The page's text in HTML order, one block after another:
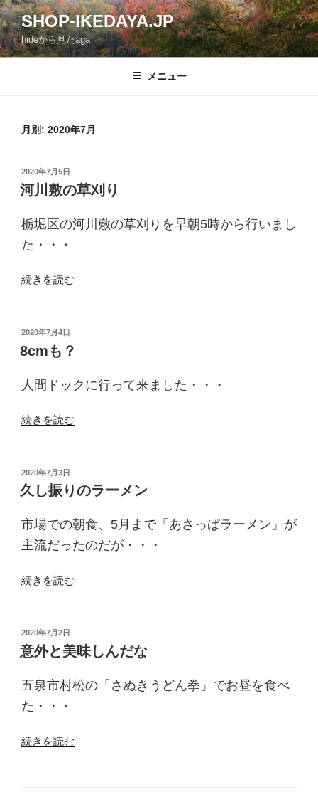
コ
ン
テ
ン
SHOP-IKEDAYA.JP
hideから見たaga
メニュー
月別: 2020年7月
投
稿
日:
2020年7月5日
河川敷の草刈り
栃堀区の河川敷の草刈りを早朝5時から行いまし
た・・・
“河
の
草
り”
続きを読む
投
稿
日:
2020年7月4日
8cmも？
人間ドックに行って来ました・・・
“8cm
続きを読む
投
稿
日:
2020年7月3日
久し振りのラーメン
市場での朝食、5月まで「あさっぱラーメン」が
主流だったのだが・・・
“久
り
の
ー
メ
の
続きを読む
投
稿
日:
2020年7月2日
意外と美味しんだな
五泉市村松の「さぬきうどん拳」でお昼を食べ
た・・・
“意
続きを読む